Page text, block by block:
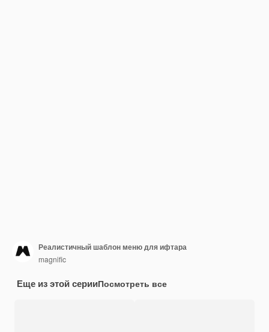
Реалистичный шаблон меню для ифтара
magnific
Еще из этой серииПосмотреть все